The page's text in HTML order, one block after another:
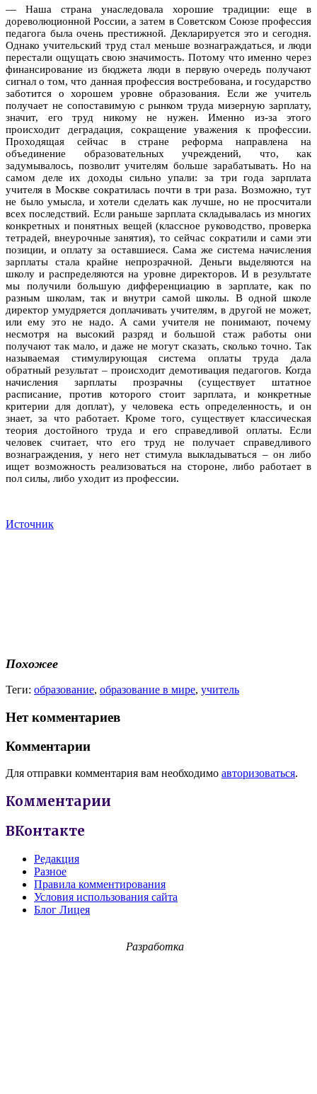
— Наша страна унаследовала хорошие традиции: еще в
дореволюционной России, а затем в Советском Союзе профессия
педагога была очень престижной. Декларируется это и сегодня.
Однако учительский труд стал меньше вознаграждаться, и люди
перестали ощущать свою значимость. Потому что именно через
финансирование из бюджета люди в первую очередь получают
сигнал о том, что данная профессия востребована, и государство
заботится о хорошем уровне образования. Если же учитель
получает не сопоставимую с рынком труда мизерную зарплату,
значит, его труд никому не нужен. Именно из-за этого
происходит деградация, сокращение уважения к профессии.
Проходящая сейчас в стране реформа направлена на
объединение образовательных учреждений, что, как
задумывалось, позволит учителям больше зарабатывать. Но на
самом деле их доходы сильно упали: за три года зарплата
учителя в Москве сократилась почти в три раза. Возможно, тут
не было умысла, и хотели сделать как лучше, но не просчитали
всех последствий. Если раньше зарплата складывалась из многих
конкретных и понятных вещей (классное руководство, проверка
тетрадей, внеурочные занятия), то сейчас сократили и сами эти
позиции, и оплату за оставшиеся. Сама же система начисления
зарплаты стала крайне непрозрачной. Деньги выделяются на
школу и распределяются на уровне директоров. И в результате
мы получили большую дифференциацию в зарплате, как по
разным школам, так и внутри самой школы. В одной школе
директор умудряется доплачивать учителям, в другой не может,
или ему это не надо. А сами учителя не понимают, почему
несмотря на высокий разряд и большой стаж работы они
получают так мало, и даже не могут сказать, сколько точно. Так
называемая стимулирующая система оплаты труда дала
обратный результат – происходит демотивация педагогов. Когда
начисления зарплаты прозрачны (существует штатное
расписание, против которого стоит зарплата, и конкретные
критерии для доплат), у человека есть определенность, и он
знает, за что работает. Кроме того, существует классическая
теория достойного труда и его справедливой оплаты. Если
человек считает, что его труд не получает справедливого
вознаграждения, у него нет стимула выкладываться – он либо
ищет возможность реализоваться на стороне, либо работает в
пол силы, либо уходит из профессии.
Источник
Похожее
Теги: образование, образование в мире, учитель
Нет комментариев
Комментарии
Для отправки комментария вам необходимо авторизоваться.
Комментарии
ВКонтакте
Редакция
Разное
Правила комментирования
Условия использования сайта
Блог Лицея
Разработка